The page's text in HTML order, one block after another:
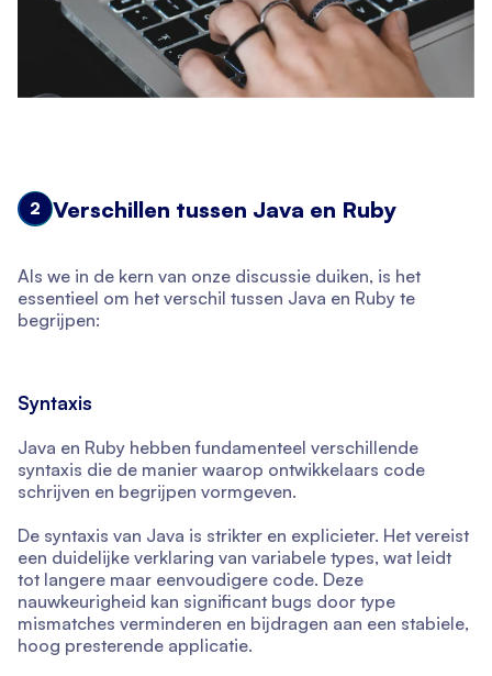
2 Verschillen tussen Java en Ruby
Als we in de kern van onze discussie duiken, is het
essentieel om het verschil tussen Java en Ruby te
begrijpen:
Syntaxis
Java en Ruby hebben fundamenteel verschillende
syntaxis die de manier waarop ontwikkelaars code
schrijven en begrijpen vormgeven.
De syntaxis van Java is strikter en explicieter. Het vereist
een duidelijke verklaring van variabele types, wat leidt
tot langere maar eenvoudigere code. Deze
nauwkeurigheid kan significant bugs door type
mismatches verminderen en bijdragen aan een stabiele,
hoog presterende applicatie.